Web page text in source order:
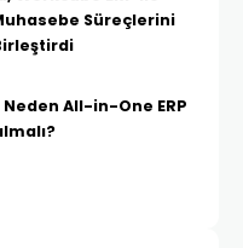
Süreçlerini
All-in-One ERP